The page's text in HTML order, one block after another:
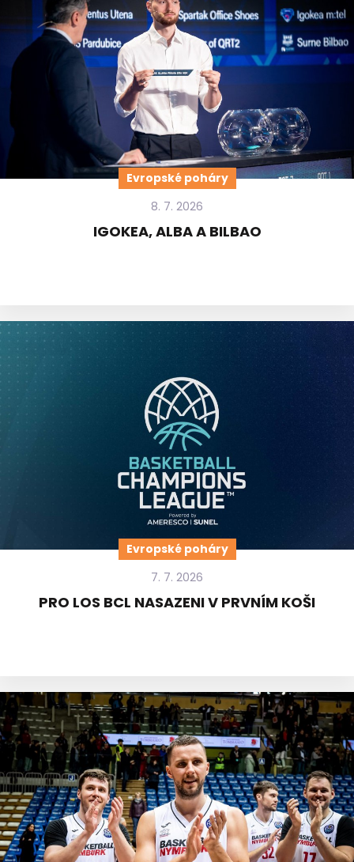
Evropské poháry
8. 7. 2026
IGOKEA, ALBA A BILBAO
Evropské poháry
7. 7. 2026
PRO LOS BCL NASAZENI V PRVNÍM KOŠI